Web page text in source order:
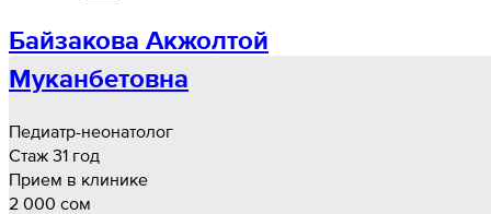
Байзакова Акжолтой
Муканбетовна
Педиатр-неонатолог
Стаж 31 год
Прием в клинике
2 000 cом